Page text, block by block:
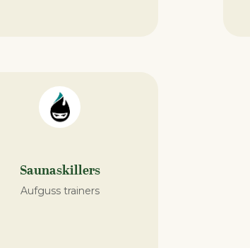
Saunaskillers
Aufguss trainers